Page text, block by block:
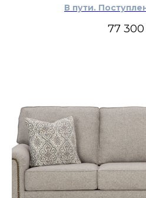
В пути.
77 300